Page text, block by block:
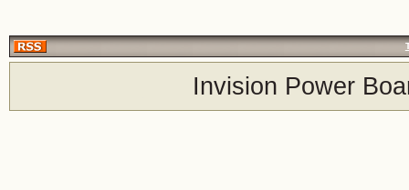
Invision Power